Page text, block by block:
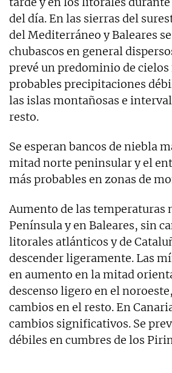
del día. En las sierras del
del Mediterráneo y Baleares
chubascos en general
prevé un predominio de cielos
probables precipitaciones
las islas montañosas e
resto.
Se esperan bancos de niebla
mitad norte peninsular y el
más probables en zonas de
Aumento de las temperaturas
Península y en Baleares, sin
litorales atlánticos y de
descender ligeramente. Las
en aumento en la mitad
descenso ligero en el
cambios en el resto. En
cambios significativos. Se
débiles en cumbres de los